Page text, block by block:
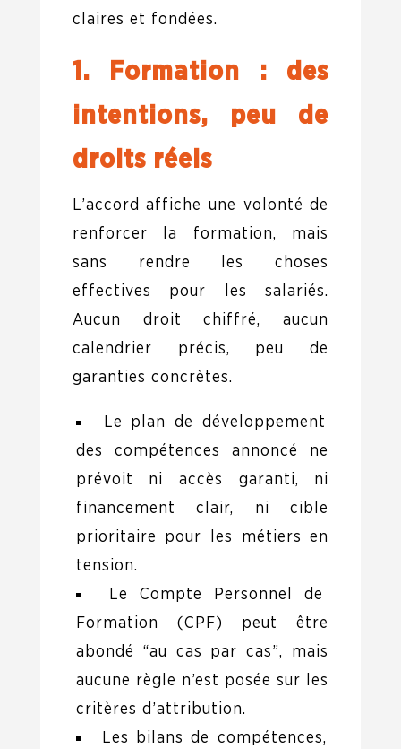
claires et fondées.
1. Formation : des
intentions, peu de
droits réels
L’accord affiche une volonté de
renforcer la formation, mais
sans rendre les choses
effectives pour les salariés.
Aucun droit chiffré, aucun
calendrier précis, peu de
garanties concrètes.
Le plan de développement
des compétences annoncé ne
prévoit ni accès garanti, ni
financement clair, ni cible
prioritaire pour les métiers en
tension.
Le Compte Personnel de
Formation (CPF) peut être
abondé “au cas par cas”, mais
aucune règle n’est posée sur les
critères d’attribution.
Les bilans de compétences,